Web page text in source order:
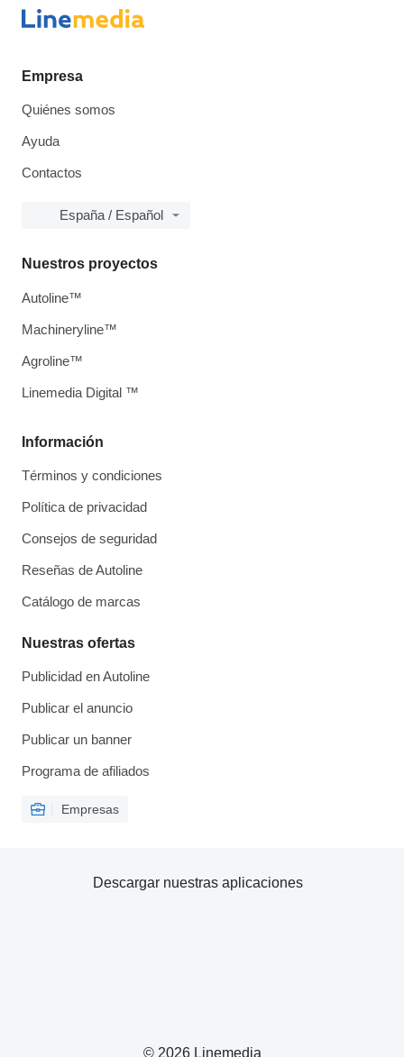
Empresa
Quiénes somos
Ayuda
Contactos
España / Español
Información
Términos y condiciones
Política de privacidad
Consejos de seguridad
Reseñas de Autoline
Catálogo de marcas
Nuestras ofertas
Publicidad en Autoline
Publicar el anuncio
Publicar un banner
Programa de afiliados
Empresas
Nuestros proyectos
Autoline™
Machineryline™
Agroline™
Linemedia Digital ™
© 2026 Linemedia
Descargar nuestras aplicaciones